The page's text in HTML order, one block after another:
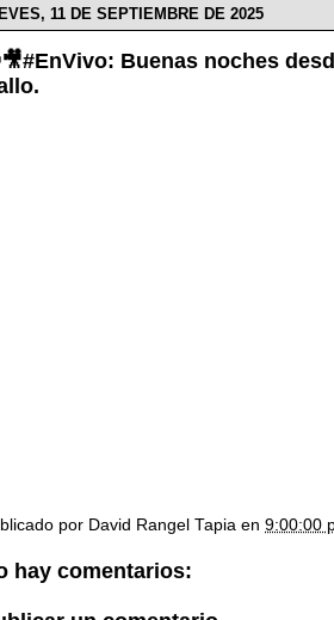
11 DE SEPTIEMBRE DE 2025
Buenas noches
por David Rangel Tapia en 9:00:00
hay comentarios: